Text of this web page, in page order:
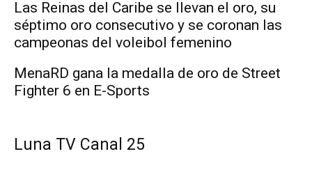
Las Reinas del Caribe se llevan el oro, su
séptimo oro consecutivo y se coronan las
campeonas del voleibol femenino
MenaRD gana la medalla de oro de Street
Fighter 6 en E-Sports
Luna TV Canal 25